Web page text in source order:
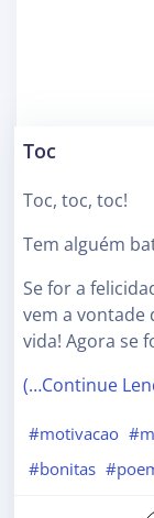
Toc
Toc, toc, toc!
Tem alguém
Se for a
vem a vontade
vida! Agora se
(…Continue
#motivacao
#bonitas